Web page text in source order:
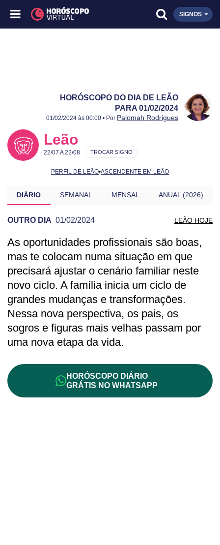
SIGNOS
HORÓSCOPO DO DIA DE LEÃO
PARA 01/02/2024
Publicado:
01/02/2024
Atualizado:
01/02/2024
01/02/2024 às 00:00 • Por Palomah Rodrigues
Leão
22/07 A 22/08
PERFIL DE LEÃO•ASCENDENTE EM LEÃO
TROCAR SIGNO
DIÁRIO SEMANAL MENSAL ANUAL (2026)
OUTRO DIA 01/02/2024 LEÃO HOJE
PREVISÃO DE LEÃO PARA OUTRO DIA
As oportunidades profissionais são boas,
mas te colocam numa situação em que
precisará ajustar o cenário familiar neste
novo ciclo. A família inicia um ciclo de
grandes mudanças e transformações.
Nessa nova perspectiva, os pais, os
sogros e figuras mais velhas passam por
uma nova etapa da vida.
HORÓSCOPO DIÁRIO
GRÁTIS NO WHATSAPP